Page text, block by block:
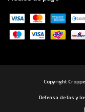
Copyright
Defensa de las y